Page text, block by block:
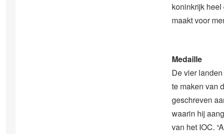
koninkrijk
maakt voor
Medaille
De vier
te maken van
geschreven
waarin hij
van het IOC.